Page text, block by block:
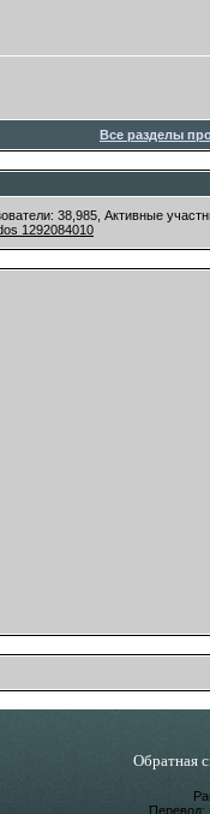
Все разделы
38,985, Активные
1292084010
Обратная
Перевод: